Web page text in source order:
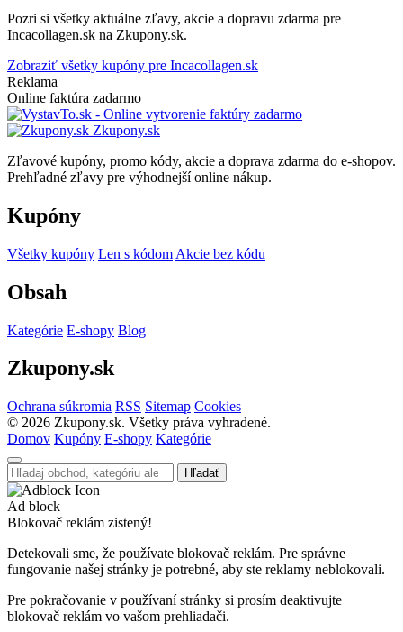
Pozri si všetky aktuálne zľavy, akcie a dopravu zdarma pre
Incacollagen.sk na Zkupony.sk.
Zobraziť všetky kupóny pre Incacollagen.sk
Reklama
Online faktúra zadarmo
Zkupony.sk
Zľavové kupóny, promo kódy, akcie a doprava zdarma do e-shopov.
Prehľadné zľavy pre výhodnejší online nákup.
Kupóny
Všetky kupóny Len s kódom Akcie bez kódu
Obsah
Kategórie E-shopy Blog
Zkupony.sk
Ochrana súkromia RSS Sitemap Cookies
© 2026 Zkupony.sk. Všetky práva vyhradené.
Domov Kupóny E-shopy Kategórie
Hľadať
Ad block
Blokovač reklám zistený!
Detekovali sme, že používate blokovač reklám. Pre správne
fungovanie našej stránky je potrebné, aby ste reklamy neblokovali.
Pre pokračovanie v používaní stránky si prosím deaktivujte
blokovač reklám vo vašom prehliadači.